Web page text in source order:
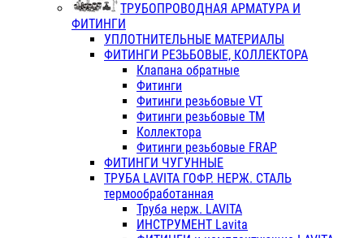
ТРУБОПРОВОДНАЯ АРМАТУРА И
ФИТИНГИ
УПЛОТНИТЕЛЬНЫЕ МАТЕРИАЛЫ
ФИТИНГИ РЕЗЬБОВЫЕ, КОЛЛЕКТОРА
Клапана обратные
Фитинги
Фитинги резьбовые VT
Фитинги резьбовые ТМ
Коллектора
Фитинги резьбовые FRAP
ФИТИНГИ ЧУГУННЫЕ
ТРУБА LAVITA ГОФР. НЕРЖ. СТАЛЬ
термообработанная
Труба нерж. LAVITA
ИНСТРУМЕНТ Lavita